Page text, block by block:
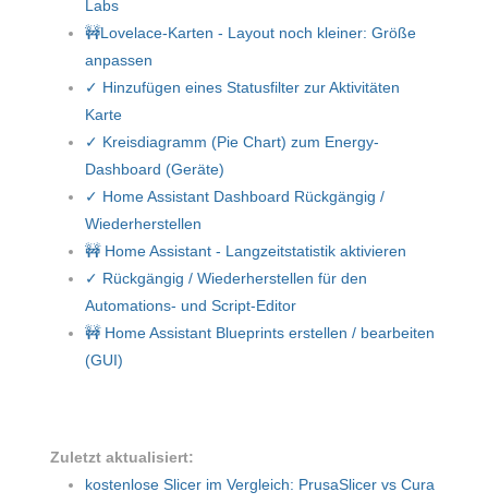
Labs
🚧Lovelace-Karten - Layout noch kleiner: Größe
anpassen
✓ Hinzufügen eines Statusfilter zur Aktivitäten
Karte
✓ Kreisdiagramm (Pie Chart) zum Energy-
Dashboard (Geräte)
✓ Home Assistant Dashboard Rückgängig /
Wiederherstellen
🚧 Home Assistant - Langzeitstatistik aktivieren
✓ Rückgängig / Wiederherstellen für den
Automations- und Script-Editor
🚧 Home Assistant Blueprints erstellen / bearbeiten
(GUI)
Zuletzt aktualisiert:
kostenlose Slicer im Vergleich: PrusaSlicer vs Cura